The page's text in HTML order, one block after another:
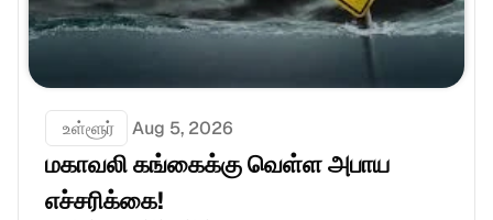
உள்ளூர் Aug 5, 2026
மகாவலி கங்கைக்கு வெள்ள அபாய
எச்சரிக்கை!